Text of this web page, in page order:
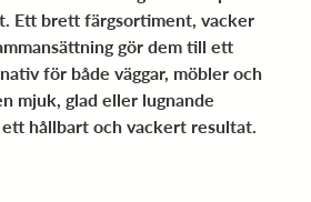
Ett brett färgsortiment, vacker
gör dem till ett
för både väggar, möbler och
mjuk, glad eller lugnande
hållbart och vackert resultat.